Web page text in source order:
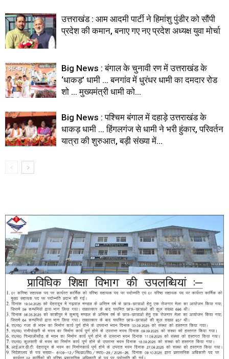
उत्तराखंड : आम आदमी पार्टी ने हिमांशु पुंडीर को सौंपी
प्रदेश की कमान, बनाए गए नए प्रदेश अध्यक्ष युवा मोर्चा
Big News : बंगाल के चुनावी रण में उत्तराखंड के
‘धाकड़’ धामी … बनगांव में धुरंधर धामी का दमदार रोड
शो … मुख्यमंत्री धामी को...
Big News : पश्चिम बंगाल में दहाड़े उत्तराखंड के
धाकड़ धामी … हिंगलगंज से धामी ने भरी हुंकार, परिवर्तन
यात्रा की शुरुआत, बड़ी संख्या में...